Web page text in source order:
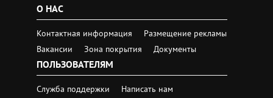
О НАС
Контактная информация
Размещение рекламы
Вакансии
Зона покрытия Документы
ПОЛЬЗОВАТЕЛЯМ
Служба поддержки
Написать нам